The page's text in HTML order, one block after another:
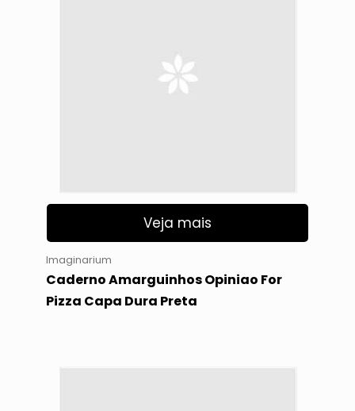
Veja mais
Imaginarium
Caderno Amarguinhos Opiniao For
Pizza Capa Dura Preta